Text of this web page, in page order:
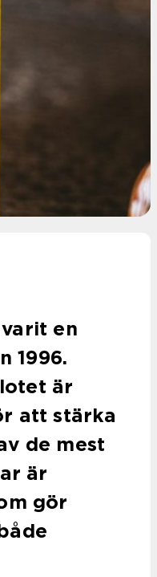
en
1996.
är
att stärka
de mest
är
gör